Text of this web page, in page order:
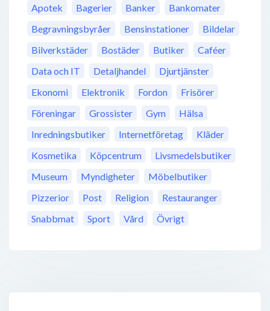
Apotek Bagerier Banker
Bankomater
Begravningsbyråer
Bensinstationer
Bildelar
Bilverkstäder
Bostäder Butiker
Caféer
Data och IT
Detaljhandel
Djurtjänster
Ekonomi
Elektronik Fordon
Frisörer
Föreningar
Grossister Gym
Hälsa
Inredningsbutiker
Internetföretag
Kläder
Kosmetika
Köpcentrum
Livsmedelsbutiker
Museum
Myndigheter
Möbelbutiker
Pizzerior
Post Religion
Restauranger
Snabbmat
Sport Vård Övrigt